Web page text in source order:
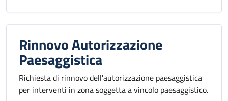
Rinnovo Autorizzazione
Paesaggistica
Richiesta di rinnovo dell'autorizzazione paesaggistica
per interventi in zona soggetta a vincolo paesaggistico.